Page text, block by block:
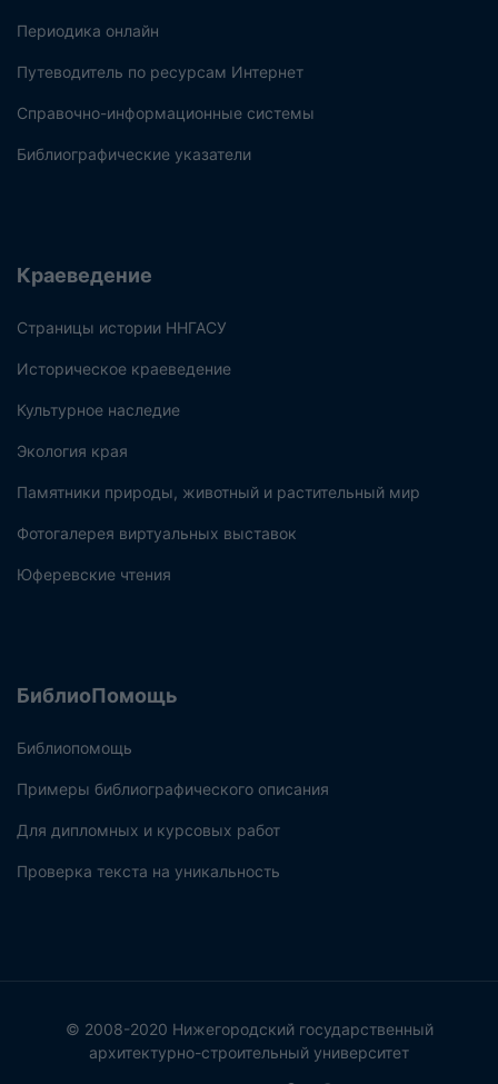
Периодика онлайн
Путеводитель по ресурсам Интернет
Справочно-информационные системы
Библиографические указатели
Краеведение
Страницы истории ННГАСУ
Историческое краеведение
Культурное наследие
Экология края
Памятники природы, животный и растительный мир
Фотогалерея виртуальных выставок
Юферевские чтения
БиблиоПомощь
Библиопомощь
Примеры библиографического описания
Для дипломных и курсовых работ
Проверка текста на уникальность
© 2008-2020 Нижегородский государственный
архитектурно-строительный университет